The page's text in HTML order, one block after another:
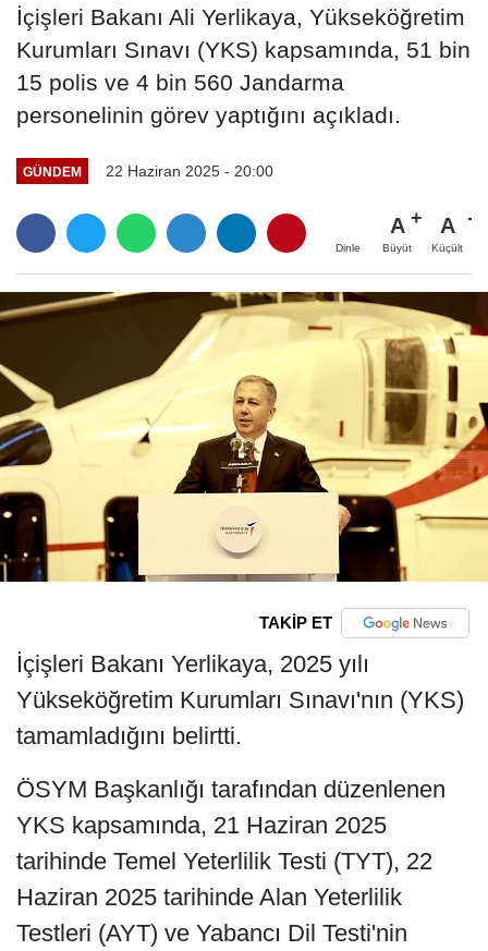
İçişleri Bakanı Ali Yerlikaya, Yükseköğretim
Kurumları Sınavı (YKS) kapsamında, 51 bin
15 polis ve 4 bin 560 Jandarma
personelinin görev yaptığını açıkladı.
GÜNDEM 22 Haziran 2025 - 20:00
Dinle
A
Büyüt
A
Küçült
TAKİP ET
İçişleri Bakanı Yerlikaya, 2025 yılı
Yükseköğretim Kurumları Sınavı'nın (YKS)
tamamladığını belirtti.
ÖSYM Başkanlığı tarafından düzenlenen
YKS kapsamında, 21 Haziran 2025
tarihinde Temel Yeterlilik Testi (TYT), 22
Haziran 2025 tarihinde Alan Yeterlilik
Testleri (AYT) ve Yabancı Dil Testi'nin